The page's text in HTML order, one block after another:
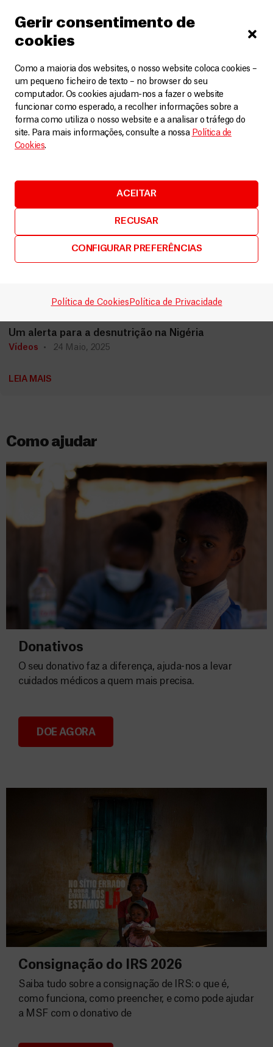
Gerir consentimento de
cookies
Como a maioria dos websites, o nosso website coloca cookies –
um pequeno ficheiro de texto – no browser do seu
computador. Os cookies ajudam-nos a fazer o website
funcionar como esperado, a recolher informações sobre a
forma como utiliza o nosso website e a analisar o tráfego do
site. Para mais informações, consulte a nossa Política de
Cookies.
ACEITAR
RECUSAR
CONFIGURAR PREFERÊNCIAS
Política de Cookies Política de Privacidade
Desnutrição no Norte da Nigéria: é urgente
mobilizar esforços para evitar mais mortes
Artigos 6 Agosto, 2025
LEIA MAIS
Um alerta para a desnutrição na Nigéria
Vídeos 24 Maio, 2025
LEIA MAIS
Como ajudar
Donativos
Donativos
O seu donativo faz a diferença, ajuda-nos a levar
cuidados médicos a quem mais precisa.
DOE AGORA
Consignação do IRS 2026
Saiba tudo sobre a consignação de IRS: o que é,
como funciona, como preencher, e como pode ajudar
a MSF com o donativo de